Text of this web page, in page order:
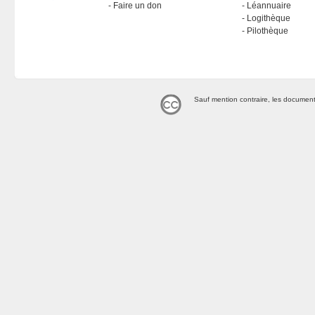
Faire un don
Léannuaire
Logithèque
Pilothèque
Sauf mention contraire, les